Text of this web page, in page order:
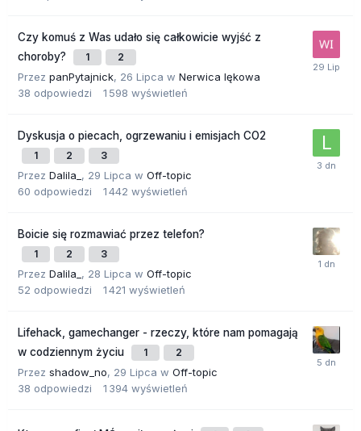
Czy komuś z Was udało się całkowicie wyjść z
choroby?
1 2
Przez panPytajnick, 26 Lipca w Nerwica lękowa
38 odpowiedzi 1 598 wyświetleń
Dyskusja o piecach, ogrzewaniu i emisjach CO2
1 2 3
Przez Dalila_ , 29 Lipca w Off-topic
60 odpowiedzi 1 442 wyświetleń
Boicie się rozmawiać przez telefon?
1 2 3
Przez Dalila_ , 28 Lipca w Off-topic
52 odpowiedzi 1 421 wyświetleń
Lifehack, gamechanger - rzeczy, które nam pomagają
w codziennym życiu
1 2
Przez shadow_no, 29 Lipca w Off-topic
38 odpowiedzi 1 394 wyświetleń